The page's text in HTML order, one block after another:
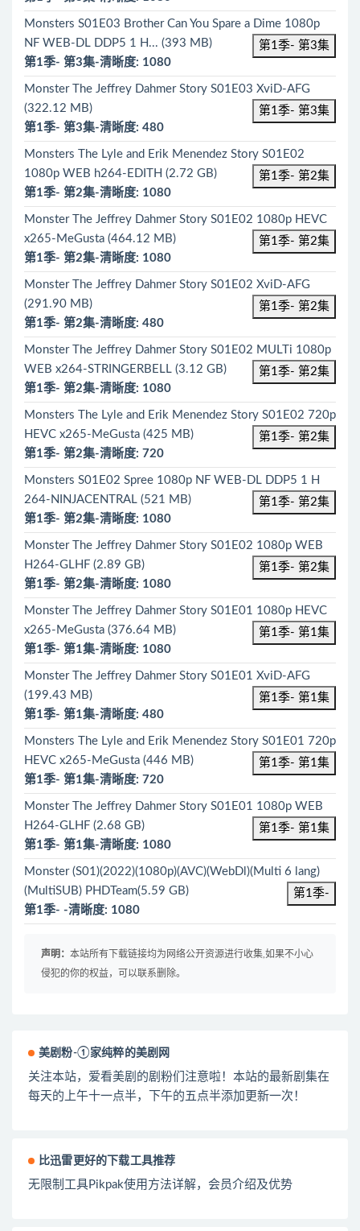
Monsters S01E03 Brother Can You Spare a Dime 1080p
NF WEB-DL DDP5 1 H... (393 MB)
第1季- 第3集
第1季- 第3集-清晰度: 1080
Monster The Jeffrey Dahmer Story S01E03 XviD-AFG
(322.12 MB)
第1季- 第3集
第1季- 第3集-清晰度: 480
Monsters The Lyle and Erik Menendez Story S01E02
1080p WEB h264-EDITH (2.72 GB)
第1季- 第2集
第1季- 第2集-清晰度: 1080
Monster The Jeffrey Dahmer Story S01E02 1080p HEVC
x265-MeGusta (464.12 MB)
第1季- 第2集
第1季- 第2集-清晰度: 1080
Monster The Jeffrey Dahmer Story S01E02 XviD-AFG
(291.90 MB)
第1季- 第2集
第1季- 第2集-清晰度: 480
Monster The Jeffrey Dahmer Story S01E02 MULTi 1080p
WEB x264-STRINGERBELL (3.12 GB)
第1季- 第2集
第1季- 第2集-清晰度: 1080
Monsters The Lyle and Erik Menendez Story S01E02 720p
HEVC x265-MeGusta (425 MB)
第1季- 第2集
第1季- 第2集-清晰度: 720
Monsters S01E02 Spree 1080p NF WEB-DL DDP5 1 H
264-NINJACENTRAL (521 MB)
第1季- 第2集
第1季- 第2集-清晰度: 1080
Monster The Jeffrey Dahmer Story S01E02 1080p WEB
H264-GLHF (2.89 GB)
第1季- 第2集
第1季- 第2集-清晰度: 1080
Monster The Jeffrey Dahmer Story S01E01 1080p HEVC
x265-MeGusta (376.64 MB)
第1季- 第1集
第1季- 第1集-清晰度: 1080
Monster The Jeffrey Dahmer Story S01E01 XviD-AFG
(199.43 MB)
第1季- 第1集
第1季- 第1集-清晰度: 480
Monsters The Lyle and Erik Menendez Story S01E01 720p
HEVC x265-MeGusta (446 MB)
第1季- 第1集
第1季- 第1集-清晰度: 720
Monster The Jeffrey Dahmer Story S01E01 1080p WEB
H264-GLHF (2.68 GB)
第1季- 第1集
第1季- 第1集-清晰度: 1080
Monster (S01)(2022)(1080p)(AVC)(WebDl)(Multi 6 lang)
(MultiSUB) PHDTeam(5.59 GB)
第1季-
第1季- -清晰度: 1080
声明： 本站所有下载链接均为网络公开资源进行收集,如果不小心
侵犯的你的权益，可以联系删除。
美剧粉-①家纯粹的美剧网
关注本站，爱看美剧的剧粉们注意啦！本站的最新剧集在
每天的上午十一点半，下午的五点半添加更新一次！
比迅雷更好的下载工具推荐
无限制工具Pikpak使用方法详解，会员介绍及优势